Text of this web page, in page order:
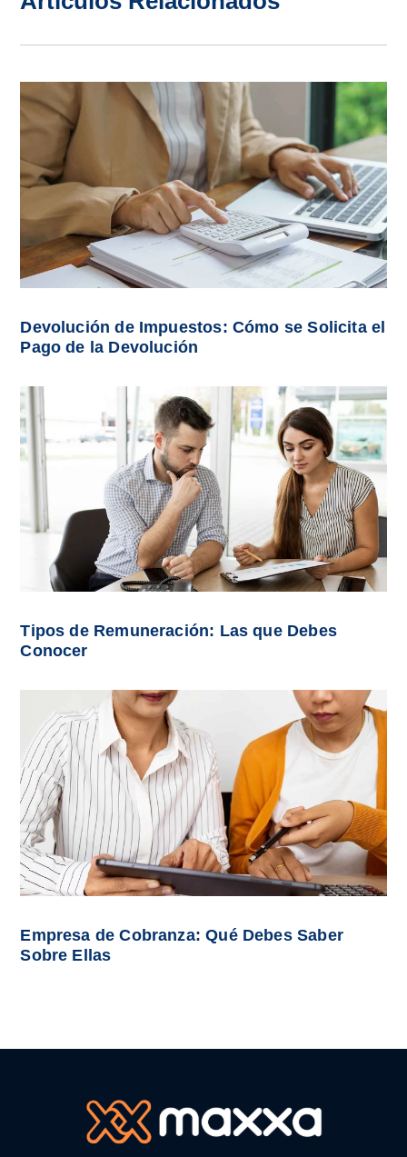
Devolución de Impuestos: Cómo se Solicita el
Pago de la Devolución
Tipos de Remuneración: Las que Debes
Conocer
Empresa de Cobranza: Qué Debes Saber
Sobre Ellas